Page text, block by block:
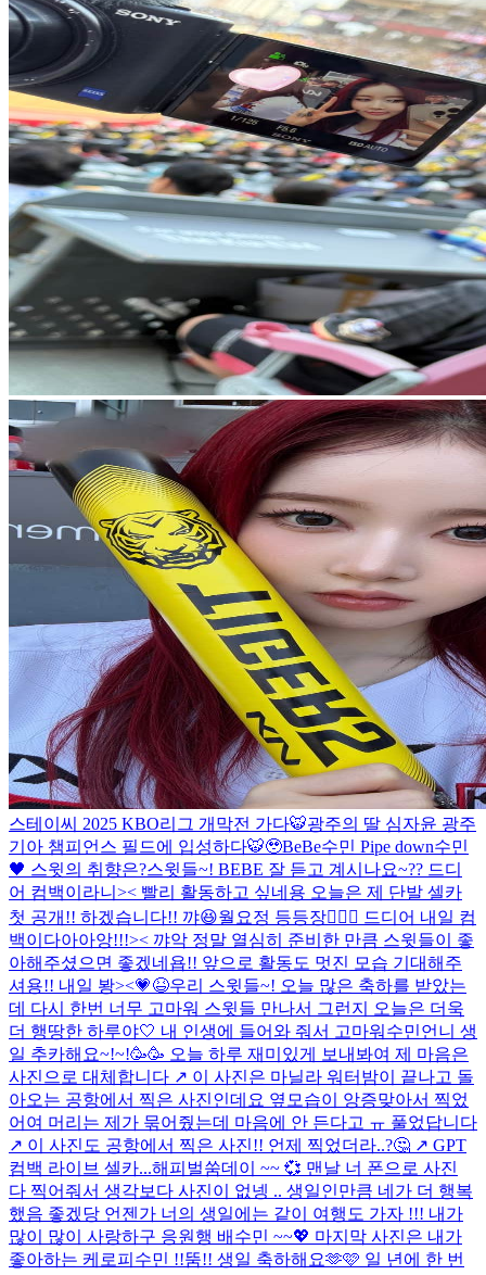
스테이씨 2025 KBO리그 개막전 가다🐯광주의 딸 심자윤 광주
기아 챔피언스 필드에 입성하다🐯🥹BeBe수민 Pipe down수민
🖤 스윗의 취향은?스윗들~! BEBE 잘 듣고 계시나요~?? 드디
어 컴백이라니>< 빨리 활동하고 싶네용 오늘은 제 단발 셀카
첫 공개!! 하겠습니다!! 꺄😆월요정 등등장🧚🏻‍♀️ 드디어 내일 컴
백이다아아앙!!!>< 꺄악 정말 열심히 준비한 만큼 스윗들이 좋
아해주셨으면 좋겠네욥!! 앞으로 활동도 멋진 모습 기대해주
셔용!! 내일 봥><💗😆우리 스윗들~! 오늘 많은 축하를 받았는
데 다시 한번 너무 고마워 스윗들 만나서 그런지 오늘은 더욱
더 행땅한 하루야🤍 내 인생에 들어와 줘서 고마워 수민언니 생
일 추카해요~!~!🥳🥳 오늘 하루 재미있게 보내봐여 제 마음은
사진으로 대체합니다 ↗️ 이 사진은 마닐라 워터밤이 끝나고 돌
아오는 공항에서 찍은 사진인데요 옆모습이 앙증맞아서 찍었
어여 머리는 제가 묶어줬는데 마음에 안 든다고 ㅠ 풀었답니다
↗️ 이 사진도 공항에서 찍은 사진!! 언제 찍었더라..?🤔 ↗️ GPT
컴백 라이브 셀카...해피벌쑴데이 ~~ 💞 맨날 너 폰으로 사진
다 찍어줘서 생각보다 사진이 없넹 .. 생일인만큼 네가 더 행복
했음 좋겠당 언젠가 너의 생일에는 같이 여행도 가자 !!! 내가
많이 많이 사랑하구 응원행 배수민 ~~💖 마지막 사진은 내가
좋아하는 케로피수민 !!뚬!! 생일 축하해요🫶🩷 일 년에 한 번